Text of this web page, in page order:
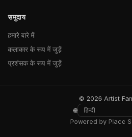
समुदाय
हमारे बारे में
कलाकार के रूप में जुड़ें
प्रशंसक के रूप में जुड़ें
© 2026 Artist
🌐
Powered by Place